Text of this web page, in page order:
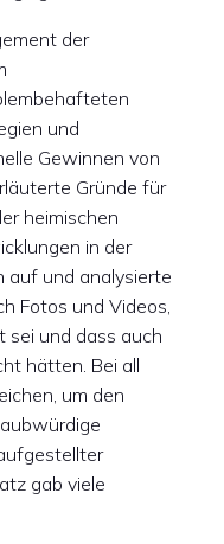
der
und
Gewinnen von
Gründe für
heimischen
in der
auf und analysierte
Fotos und Videos,
sei und dass auch
hätten. Bei all
um den
gab viele